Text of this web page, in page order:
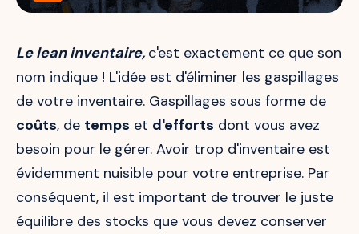
Le lean inventaire, c'est exactement ce que son
nom indique ! L'idée est d'éliminer les gaspillages
de votre inventaire. Gaspillages sous forme de
coûts, de temps et d'efforts dont vous avez
besoin pour le gérer. Avoir trop d'inventaire est
évidemment nuisible pour votre entreprise. Par
conséquent, il est important de trouver le juste
équilibre des stocks que vous devez conserver